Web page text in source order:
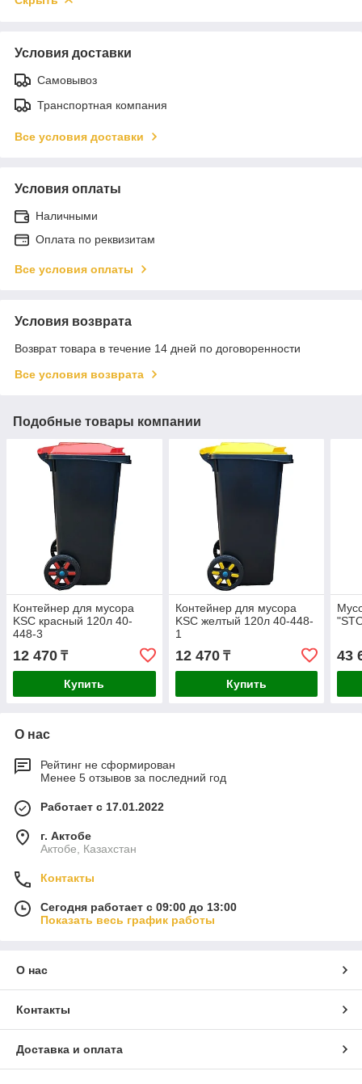
Условия доставки
Самовывоз
Транспортная компания
Все условия доставки
Условия оплаты
Наличными
Оплата по реквизитам
Все условия оплаты
Условия возврата
Возврат товара в течение 14 дней по договоренности
Все условия возврата
Подобные товары компании
Контейнер для мусора
KSC красный 120л 40-
448-3
12 470 ₸
Купить
Контейнер для мусора
KSC желтый 120л 40-448-
1
12 470₸
Купить
43
О нас
Рейтинг не сформирован
Менее 5 отзывов за последний год
Работает с 17.01.2022
г. Актобе
Актобе, Казахстан
Контакты
Сегодня работает с 09:00 до 13:00
Показать весь график работы
О нас
Контакты
Доставка и оплата